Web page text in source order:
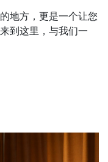
地方，更是一个让您
到这里，与我们一